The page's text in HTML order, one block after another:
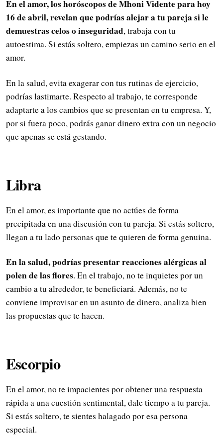
En el amor, los horóscopos de Mhoni Vidente para hoy
16 de abril, revelan que podrías alejar a tu pareja si le
demuestras celos o inseguridad, trabaja con tu
autoestima. Si estás soltero, empiezas un camino serio en el
amor.
En la salud, evita exagerar con tus rutinas de ejercicio,
podrías lastimarte. Respecto al trabajo, te corresponde
adaptarte a los cambios que se presentan en tu empresa. Y,
por si fuera poco, podrás ganar dinero extra con un negocio
que apenas se está gestando.
Libra
En el amor, es importante que no actúes de forma
precipitada en una discusión con tu pareja. Si estás soltero,
llegan a tu lado personas que te quieren de forma genuina.
En la salud, podrías presentar reacciones alérgicas al
polen de las flores. En el trabajo, no te inquietes por un
cambio a tu alrededor, te beneficiará. Además, no te
conviene improvisar en un asunto de dinero, analiza bien
las propuestas que te hacen.
Escorpio
En el amor, no te impacientes por obtener una respuesta
rápida a una cuestión sentimental, dale tiempo a tu pareja.
Si estás soltero, te sientes halagado por esa persona
especial.